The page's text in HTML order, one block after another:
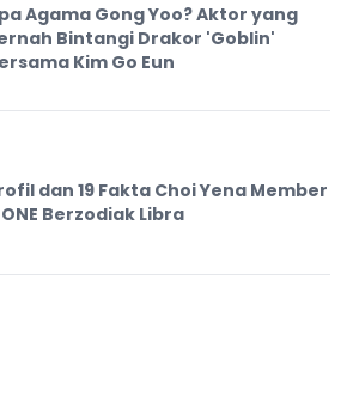
Agama Gong Yoo? Aktor yang
Bintangi Drakor 'Goblin'
Kim Go Eun
dan 19 Fakta Choi Yena Member
Berzodiak Libra